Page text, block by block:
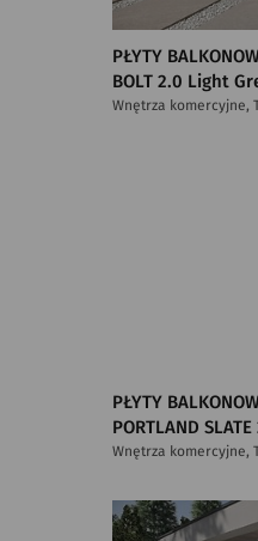
PŁYTY
BOLT 2.0 Light
Wnętrza komercyjne,
PŁYTY
PORTLAND SLATE
Wnętrza komercyjne,